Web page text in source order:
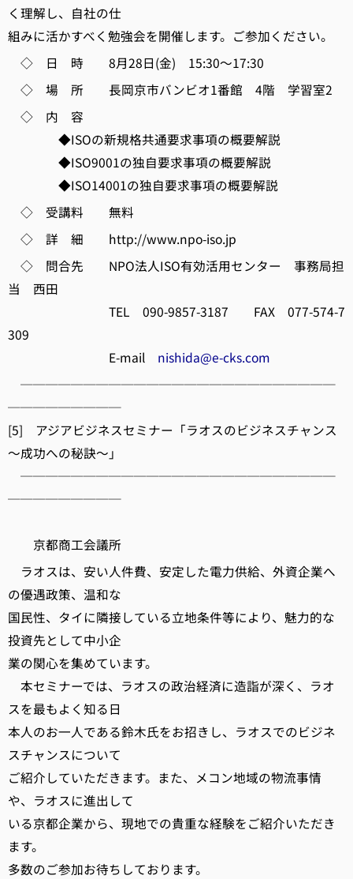
く理解し、自社の仕
組みに活かすべく勉強会を開催します。ご参加ください。
◇ 日 時 8月28日(金) 15:30～17:30
◇ 場 所 長岡京市バンビオ1番館 4階 学習室2
◇ 内 容
◆ISOの新規格共通要求事項の概要解説
◆ISO9001の独自要求事項の概要解説
◆ISO14001の独自要求事項の概要解説
◇ 受講料 無料
◇ 詳 細 http://www.npo-iso.jp
◇ 問合先 NPO法人ISO有効活用センター 事務局担
当 西田
TEL 090-9857-3187 FAX 077-574-7
309
E-mail nishida@e-cks.com
─────────────────────────
─────────
[5] アジアビジネスセミナー「ラオスのビジネスチャンス
～成功への秘訣～」
─────────────────────────
─────────
京都商工会議所
ラオスは、安い人件費、安定した電力供給、外資企業へ
の優遇政策、温和な
国民性、タイに隣接している立地条件等により、魅力的な
投資先として中小企
業の関心を集めています。
本セミナーでは、ラオスの政治経済に造詣が深く、ラオ
スを最もよく知る日
本人のお一人である鈴木氏をお招きし、ラオスでのビジネ
スチャンスについて
ご紹介していただきます。また、メコン地域の物流事情
や、ラオスに進出して
いる京都企業から、現地での貴重な経験をご紹介いただき
ます。
多数のご参加お待ちしております。